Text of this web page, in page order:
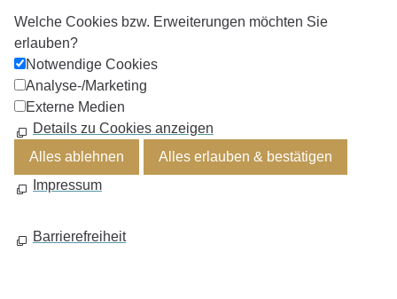
Welche Cookies bzw. Erweiterungen möchten Sie
erlauben?
Notwendige Cookies
Analyse-/Marketing
Externe Medien
Details zu Cookies anzeigen
Alles ablehnen
Alles erlauben & bestätigen
Impressum
Barrierefreiheit